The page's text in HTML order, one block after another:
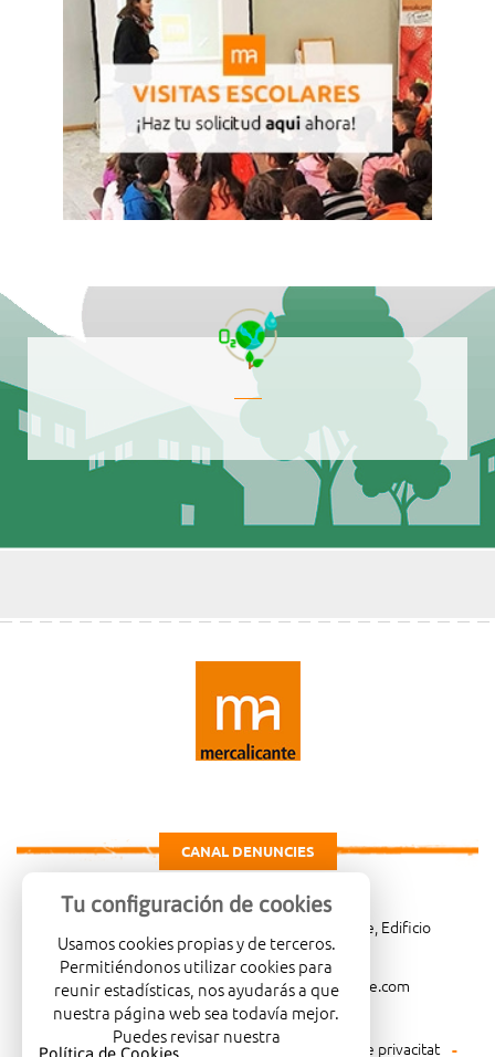
CANAL DENUNCIES
Carretera de Madrid Km. 4, 03007 Alicante, Edificio
Administrativo, planta 3ª
966081001
merca@mercalicante.com
Avís legal Política de cookies Política de privacitat
Tu configuración de cookies
Usamos cookies propias y de terceros.
Permitiéndonos utilizar cookies para
reunir estadísticas, nos ayudarás a que
nuestra página web sea todavía mejor.
Puedes revisar nuestra
Política de Cookies